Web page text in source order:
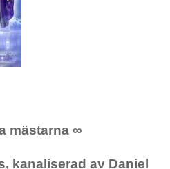
mästarna ∞
kanaliserad av Daniel